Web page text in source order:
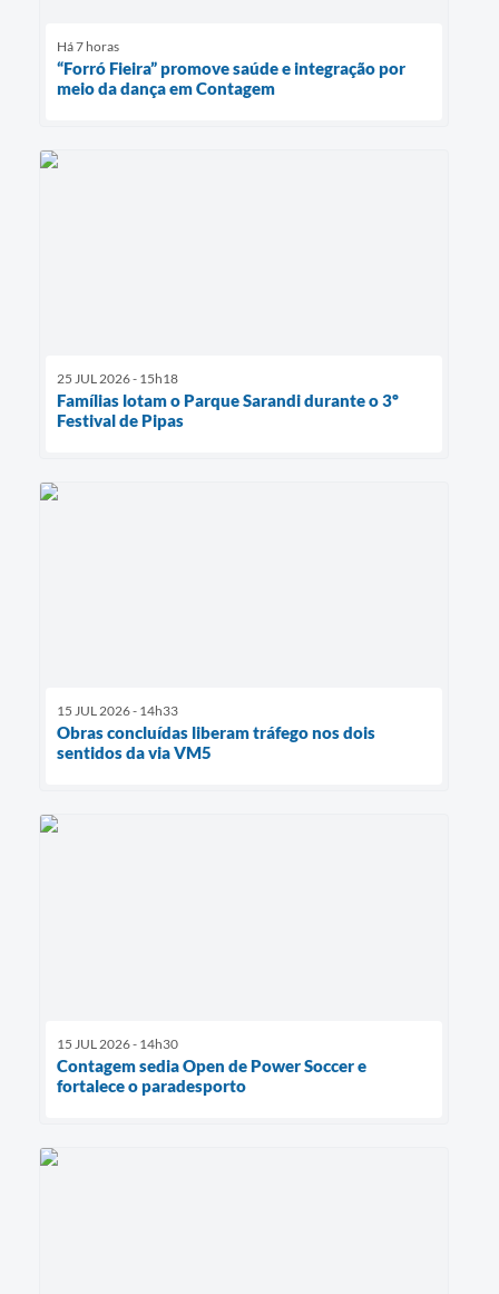
Há 7 horas
“Forró Fieira” promove saúde e integração por
meio da dança em Contagem
25 JUL 2026 - 15h18
Famílias lotam o Parque Sarandi durante o 3º
Festival de Pipas
15 JUL 2026 - 14h33
Obras concluídas liberam tráfego nos dois
sentidos da via VM5
15 JUL 2026 - 14h30
Contagem sedia Open de Power Soccer e
fortalece o paradesporto